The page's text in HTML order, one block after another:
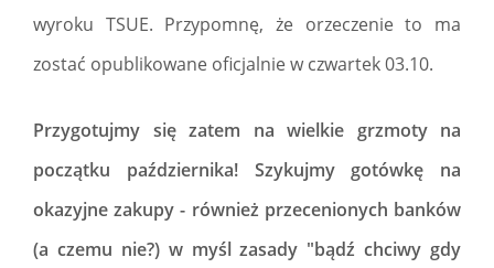
wyroku TSUE. Przypomnę, że orzeczenie to ma
zostać opublikowane oficjalnie w czwartek 03.10.
Przygotujmy się zatem na wielkie grzmoty na
początku października! Szykujmy gotówkę na
okazyjne zakupy - również przecenionych banków
(a czemu nie?) w myśl zasady "bądź chciwy gdy